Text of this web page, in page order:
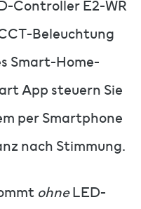
Controller E2-WR
Beleuchtung
Smart-Home-
App steuern Sie
per Smartphone
nach Stimmung.
ohneLED-